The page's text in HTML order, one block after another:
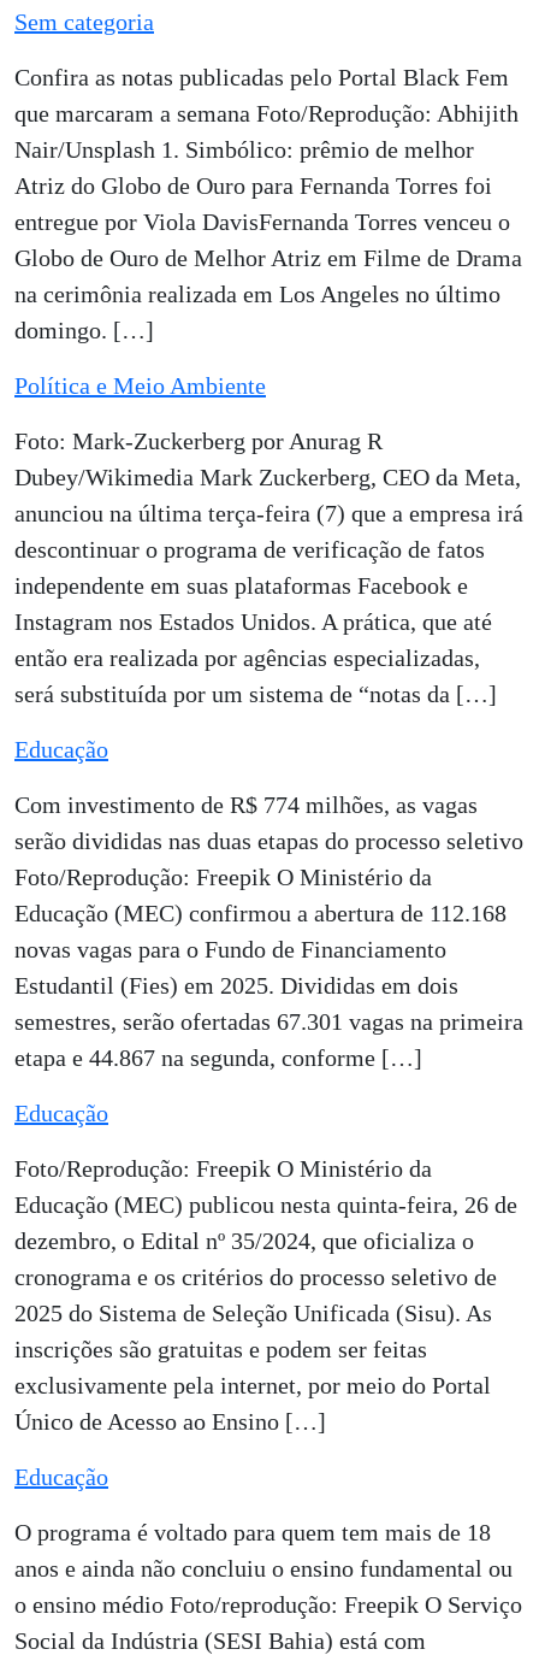
Sem categoria
Confira as notas publicadas pelo Portal Black Fem
que marcaram a semana Foto/Reprodução: Abhijith
Nair/Unsplash 1. Simbólico: prêmio de melhor
Atriz do Globo de Ouro para Fernanda Torres foi
entregue por Viola DavisFernanda Torres venceu o
Globo de Ouro de Melhor Atriz em Filme de Drama
na cerimônia realizada em Los Angeles no último
domingo. […]
Política e Meio Ambiente
Foto: Mark-Zuckerberg por Anurag R
Dubey/Wikimedia Mark Zuckerberg, CEO da Meta,
anunciou na última terça-feira (7) que a empresa irá
descontinuar o programa de verificação de fatos
independente em suas plataformas Facebook e
Instagram nos Estados Unidos. A prática, que até
então era realizada por agências especializadas,
será substituída por um sistema de “notas da […]
Educação
Com investimento de R$ 774 milhões, as vagas
serão divididas nas duas etapas do processo seletivo
Foto/Reprodução: Freepik O Ministério da
Educação (MEC) confirmou a abertura de 112.168
novas vagas para o Fundo de Financiamento
Estudantil (Fies) em 2025. Divididas em dois
semestres, serão ofertadas 67.301 vagas na primeira
etapa e 44.867 na segunda, conforme […]
Educação
Foto/Reprodução: Freepik O Ministério da
Educação (MEC) publicou nesta quinta-feira, 26 de
dezembro, o Edital nº 35/2024, que oficializa o
cronograma e os critérios do processo seletivo de
2025 do Sistema de Seleção Unificada (Sisu). As
inscrições são gratuitas e podem ser feitas
exclusivamente pela internet, por meio do Portal
Único de Acesso ao Ensino […]
Educação
O programa é voltado para quem tem mais de 18
anos e ainda não concluiu o ensino fundamental ou
o ensino médio Foto/reprodução: Freepik O Serviço
Social da Indústria (SESI Bahia) está com